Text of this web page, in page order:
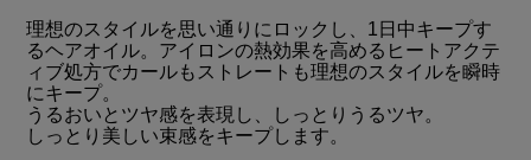
理想のスタイルを思い通りにロックし、1日中キープす
るヘアオイル。アイロンの熱効果を高めるヒートアクテ
ィブ処方でカールもストレートも理想のスタイルを瞬時
にキープ。
うるおいとツヤ感を表現し、しっとりうるツヤ。
しっとり美しい束感をキープします。